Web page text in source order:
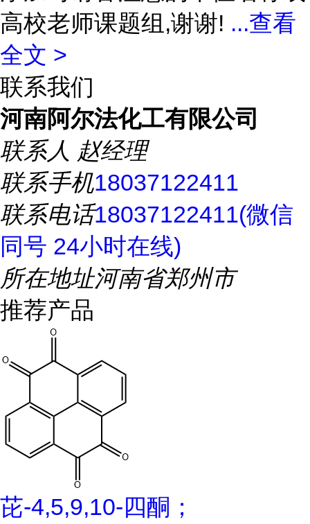
高校老师课题组,谢谢! ...查看
全文 >
联系我们
河南阿尔法化工有限公司
联系人 赵经理
联系手机18037122411
联系电话18037122411(微信
同号 24小时在线)
所在地址河南省郑州市
推荐产品
芘-4,5,9,10-四酮；